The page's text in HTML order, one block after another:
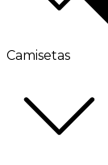
Camisetas